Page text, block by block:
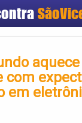
Cadastrar
Criar conta
com
em